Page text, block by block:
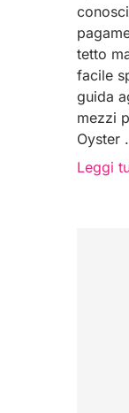
tetto
facile
guida
mezzi
Oyster
Leggi